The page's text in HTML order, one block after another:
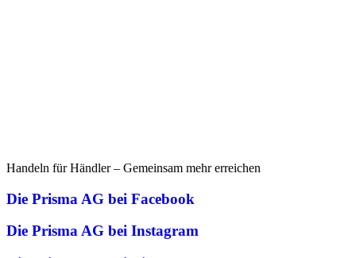
Handeln für Händler – Gemeinsam mehr erreichen
Die Prisma AG bei Facebook
Die Prisma AG bei Instagram